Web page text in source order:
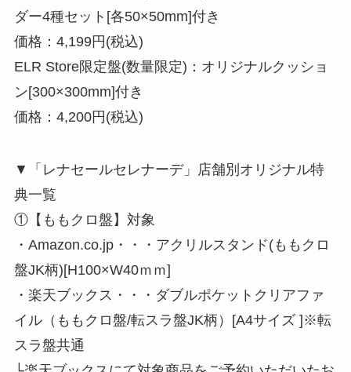
ダー4種セット[各50×50mm]付き
価格：4,199円(税込)
ELR Store限定盤(数量限定)：オリジナルクッショ
ン[300×300mm]付き
価格：4,200円(税込)
▼「レナセールセレナーデ」店舗別オリジナル特
典一覧
①【ももクロ盤】対象
・Amazon.co.jp・・・アクリルスタンド(ももクロ
盤JK柄)[H100×W40ｍｍ]
・楽天ブックス・・・ダブルポケットクリアファ
イル（ももクロ盤/転スラ盤JK柄）[A4サイズ ]※転
スラ盤共通